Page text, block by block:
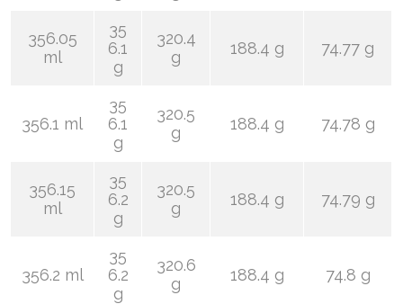
356.05
ml
35
6.1
g
320.4
g
188.4 g 74.77 g
356.1 ml
35
6.1
g
320.5
g
188.4 g 74.78 g
356.15
ml
35
6.2
g
320.5
g
188.4 g 74.79 g
356.2 ml
35
6.2
g
320.6
g
188.4 g 74.8 g